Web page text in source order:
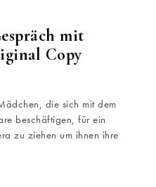
mit
Copy
die sich mit dem
beschäftigen, für ein
zu ziehen um ihnen ihre